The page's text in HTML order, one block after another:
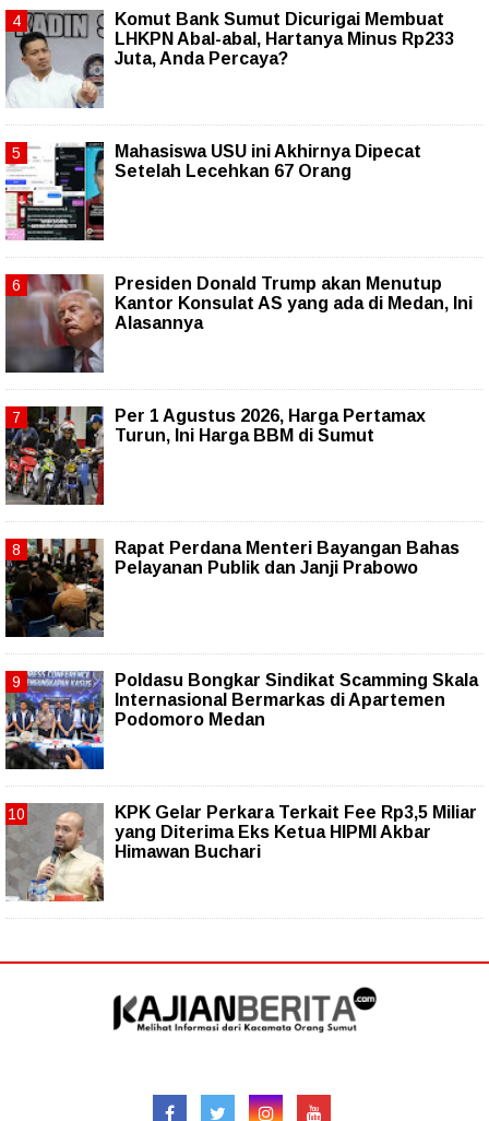
Komut Bank Sumut Dicurigai Membuat
LHKPN Abal-abal, Hartanya Minus Rp233
Juta, Anda Percaya?
Mahasiswa USU ini Akhirnya Dipecat
Setelah Lecehkan 67 Orang
Presiden Donald Trump akan Menutup
Kantor Konsulat AS yang ada di Medan, Ini
Alasannya
Per 1 Agustus 2026, Harga Pertamax
Turun, Ini Harga BBM di Sumut
Rapat Perdana Menteri Bayangan Bahas
Pelayanan Publik dan Janji Prabowo
Poldasu Bongkar Sindikat Scamming Skala
Internasional Bermarkas di Apartemen
Podomoro Medan
KPK Gelar Perkara Terkait Fee Rp3,5 Miliar
yang Diterima Eks Ketua HIPMI Akbar
Himawan Buchari